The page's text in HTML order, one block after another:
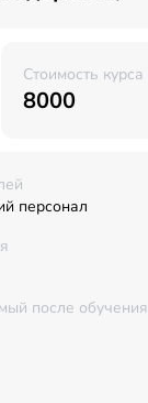
Стоимость курса
8000
персонал
после обучения